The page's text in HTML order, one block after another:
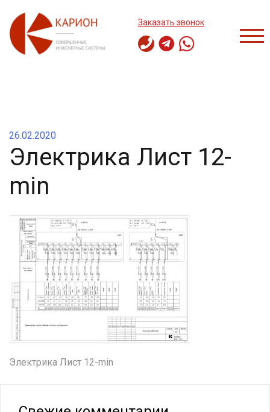
содержимому
Заказать звонок
26.02.2020
Электрика Лист 12-
min
Навигация
Электрика Лист 12-min